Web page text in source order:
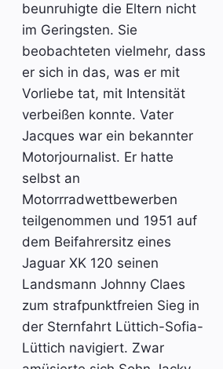
beunruhigte die Eltern nicht
im Geringsten. Sie
beobachteten vielmehr, dass
er sich in das, was er mit
Vorliebe tat, mit Intensität
verbeißen konnte. Vater
Jacques war ein bekannter
Motorjournalist. Er hatte
selbst an
Motorrradwettbewerben
teilgenommen und 1951 auf
dem Beifahrersitz eines
Jaguar XK 120 seinen
Landsmann Johnny Claes
zum strafpunktfreien Sieg in
der Sternfahrt Lüttich-Sofia-
Lüttich navigiert. Zwar